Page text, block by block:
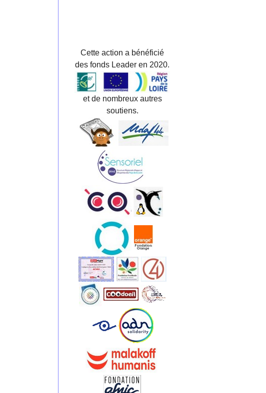
Cette action a bénéficié
des fonds Leader en 2020.
et de nombreux autres
soutiens.